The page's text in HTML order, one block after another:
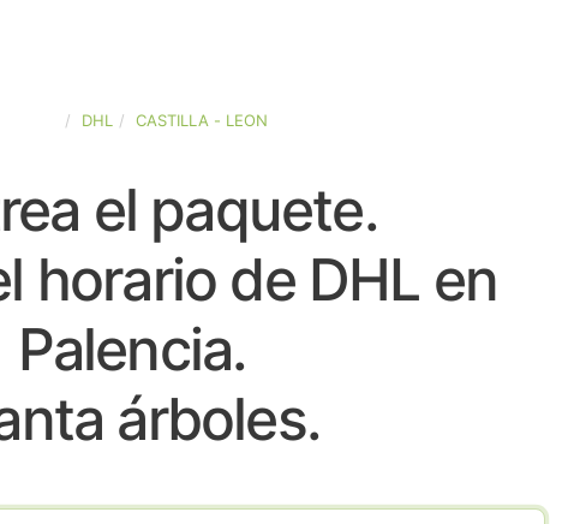
DHL CASTILLA - LEON
el paquete.
horario de DHL en
Palencia.
árboles.